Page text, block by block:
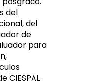
del
del
de
para
CIESPAL